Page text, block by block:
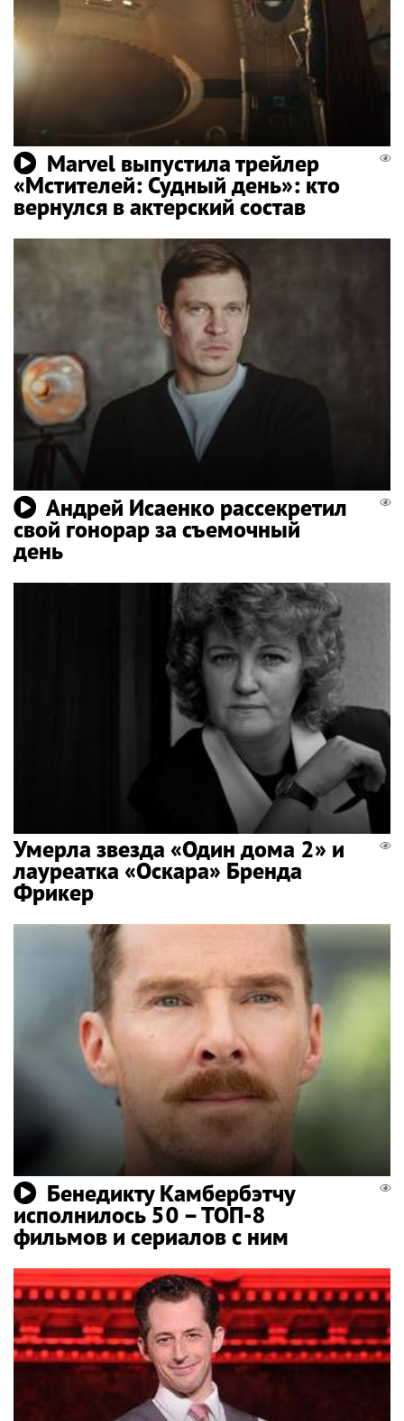
Marvel выпустила трейлер
«Мстителей: Судный день»: кто
вернулся в актерский состав
Андрей Исаенко рассекретил
свой гонорар за съемочный
день
Умерла звезда «Один дома 2» и
лауреатка «Оскара» Бренда
Фрикер
Бенедикту Камбербэтчу
исполнилось 50 – ТОП-8
фильмов и сериалов с ним